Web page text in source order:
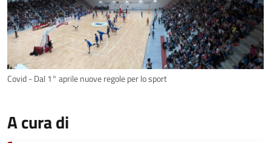
Covid - Dal 1° aprile nuove regole per lo sport
A cura di